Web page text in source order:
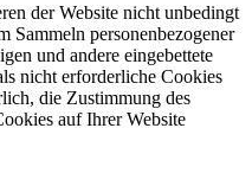
der Website nicht unbedingt
Sammeln personenbezogener
und andere eingebettete
nicht erforderliche Cookies
die Zustimmung des
auf Ihrer Website